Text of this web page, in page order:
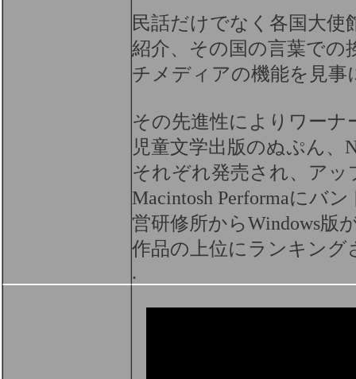
民話だけでなく各国大使
紹介、その国の言葉での
チメディアの機能を見事
その先進性によりワーナ
児童文学出版のぬぷん、
それぞれ発売され、ア
Macintosh Performaにバン
営研修所からWindows版
作品の上位にランキング
.